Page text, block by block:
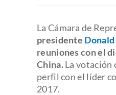
La Cámara de
presidente
reuniones con el
China.La votación
perfil con el líder
2017.